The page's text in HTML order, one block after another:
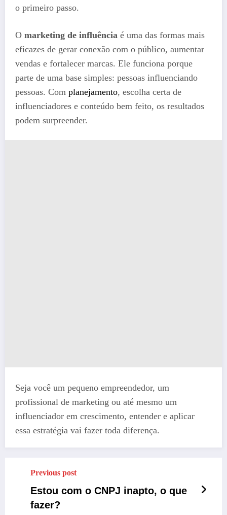
o primeiro passo.
O marketing de influência é uma das formas mais
eficazes de gerar conexão com o público, aumentar
vendas e fortalecer marcas. Ele funciona porque
parte de uma base simples: pessoas influenciando
pessoas. Com planejamento, escolha certa de
influenciadores e conteúdo bem feito, os resultados
podem surpreender.
Seja você um pequeno empreendedor, um
profissional de marketing ou até mesmo um
influenciador em crescimento, entender e aplicar
essa estratégia vai fazer toda diferença.
Previous post
Estou com o CNPJ inapto, o que
fazer?